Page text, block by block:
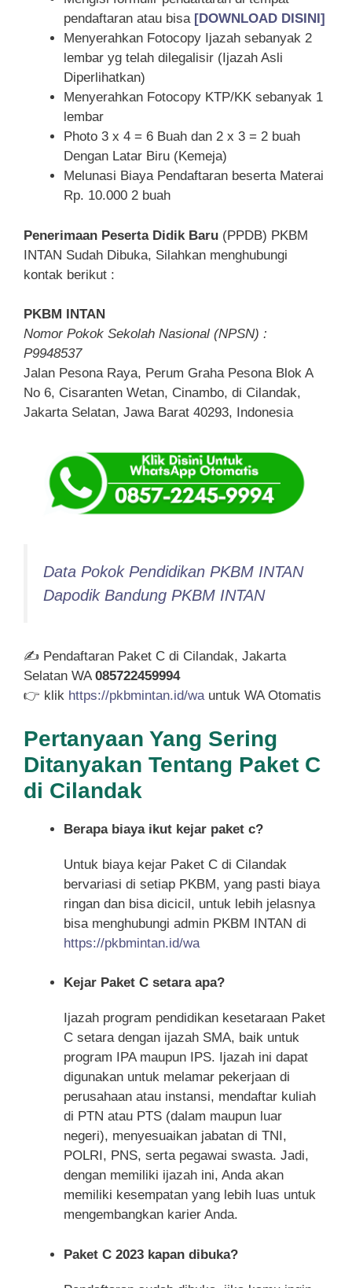
pendaftaran atau bisa [DOWNLOAD DISINI]
Menyerahkan Fotocopy Ijazah sebanyak 2
lembar yg telah dilegalisir (Ijazah Asli
Diperlihatkan)
Menyerahkan Fotocopy KTP/KK sebanyak 1
lembar
Photo 3 x 4 = 6 Buah dan 2 x 3 = 2 buah
Dengan Latar Biru (Kemeja)
Melunasi Biaya Pendaftaran beserta Materai
Rp. 10.000 2 buah
Penerimaan Peserta Didik Baru (PPDB) PKBM
INTAN Sudah Dibuka, Silahkan menghubungi
kontak berikut :
PKBM INTAN
Nomor Pokok Sekolah Nasional (NPSN) :
P9948537
Jalan Pesona Raya, Perum Graha Pesona Blok A
No 6, Cisaranten Wetan, Cinambo, di Cilandak,
Jakarta Selatan, Jawa Barat 40293, Indonesia
Data Pokok Pendidikan PKBM INTAN
Dapodik Bandung PKBM INTAN
✍ Pendaftaran Paket C di Cilandak, Jakarta
Selatan WA085722459994
👉 klik https://pkbmintan.id/wauntuk WA Otomatis
Pertanyaan Yang Sering
Ditanyakan Tentang Paket C
di Cilandak
Berapa biaya ikut kejar paket c?
Untuk biaya kejar Paket C di Cilandak
bervariasi di setiap PKBM, yang pasti biaya
ringan dan bisa dicicil, untuk lebih jelasnya
bisa menghubungi admin PKBM INTAN di
https://pkbmintan.id/wa
Kejar Paket C setara apa?
Ijazah program pendidikan kesetaraan Paket
C setara dengan ijazah SMA, baik untuk
program IPA maupun IPS. Ijazah ini dapat
digunakan untuk melamar pekerjaan di
perusahaan atau instansi, mendaftar kuliah
di PTN atau PTS (dalam maupun luar
negeri), menyesuaikan jabatan di TNI,
POLRI, PNS, serta pegawai swasta. Jadi,
dengan memiliki ijazah ini, Anda akan
memiliki kesempatan yang lebih luas untuk
mengembangkan karier Anda.
Paket C 2023 kapan dibuka?